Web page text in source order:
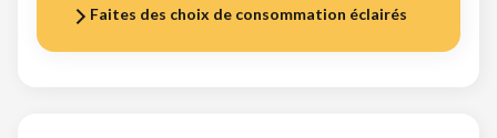
Faites des choix de consommation éclairés